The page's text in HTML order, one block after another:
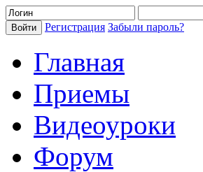
Регистрация Забыли пароль?
Главная
Приемы
Видеоуроки
Форум